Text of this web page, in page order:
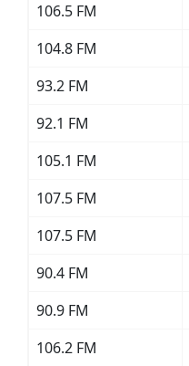
106.5 FM
104.8 FM
93.2 FM
92.1 FM
105.1 FM
107.5 FM
107.5 FM
90.4 FM
90.9 FM
106.2 FM